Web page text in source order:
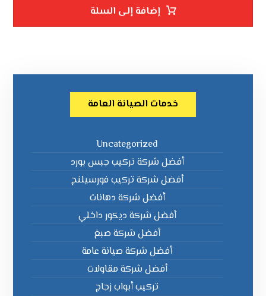
إضافة إلى السلة
خدمات الصيانة العامة
Uncategorized
أفضل شركة تركيب جبس بورد
أفضل شركة تركيب فورسيلنج
أفضل شركة دهانات
أفضل شركة ديكور داخلي
أفضل شركة صبغ
أفضل شركة صيانة عامة
أفضل شركة مقاولات
تركيب أبواب زجاج